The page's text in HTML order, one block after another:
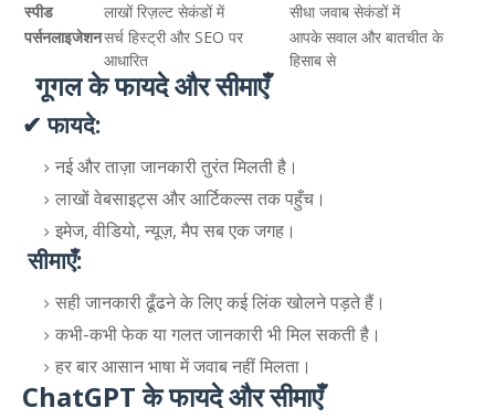
स्पीड
लाखों रिज़ल्ट सेकंडों में
सीधा जवाब सेकंडों में
पर्सनलाइजेशनसर्च हिस्ट्री और SEO पर
आधारित
आपके सवाल और बातचीत के
हिसाब से
गूगल के फायदे और सीमाएँ
✔ फायदे:
नई और ताज़ा जानकारी तुरंत मिलती है।
लाखों वेबसाइट्स और आर्टिकल्स तक पहुँच।
इमेज, वीडियो, न्यूज़, मैप सब एक जगह।
सीमाएँ:
सही जानकारी ढूँढने के लिए कई लिंक खोलने पड़ते हैं।
कभी-कभी फेक या गलत जानकारी भी मिल सकती है।
हर बार आसान भाषा में जवाब नहीं मिलता।
ChatGPT के फायदे और सीमाएँ